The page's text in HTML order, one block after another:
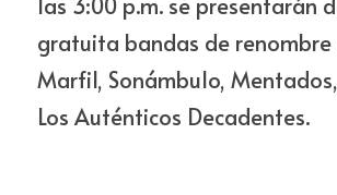
gratuita bandas de renombre
Marfil, Sonámbulo,
Los Auténticos Decadentes.